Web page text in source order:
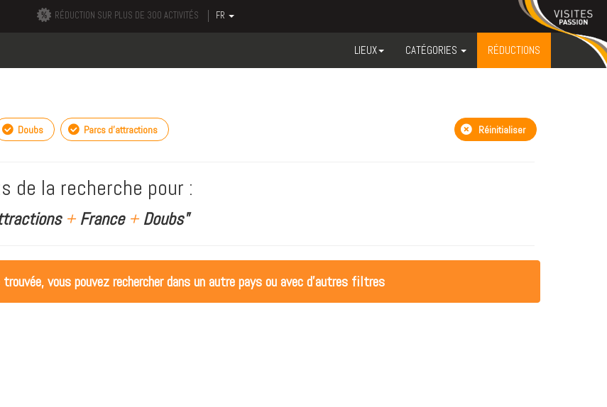
RÉDUCTION SUR PLUS DE 300 ACTIVITÉS FR
LIEUX CATÉGORIES RÉDUCTIONS
Doubs Parcs d'attractions Réinitialiser
de la recherche pour :
+France +Doubs"
trouvée, vous pouvez rechercher dans un autre pays ou avec d'autres filtres